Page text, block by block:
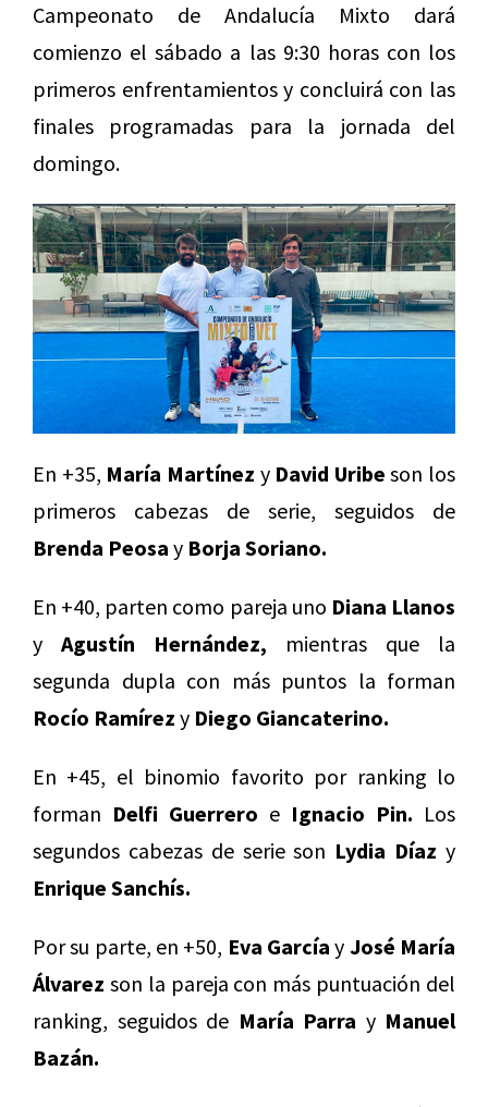
Campeonato de Andalucía Mixto dará
comienzo el sábado a las 9:30 horas con los
primeros enfrentamientos y concluirá con las
finales programadas para la jornada del
domingo.
En +35, María Martínez y David Uribe son los
primeros cabezas de serie, seguidos de
Brenda Peosa y Borja Soriano.
En +40, parten como pareja uno Diana Llanos
y Agustín Hernández, mientras que la
segunda dupla con más puntos la forman
Rocío Ramírez y Diego Giancaterino.
En +45, el binomio favorito por ranking lo
forman Delfi Guerrero e Ignacio Pin. Los
segundos cabezas de serie son Lydia Díaz y
Enrique Sanchís.
Por su parte, en +50, Eva García y José María
Álvarez son la pareja con más puntuación del
ranking, seguidos de María Parra y Manuel
Bazán.